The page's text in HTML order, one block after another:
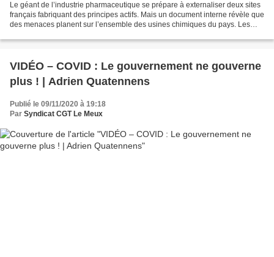
Le géant de l’industrie pharmaceutique se prépare à externaliser deux sites
français fabriquant des principes actifs. Mais un document interne révèle que
des menaces planent sur l’ensemble des usines chimiques du pays. Les
VIDÉO – COVID : Le gouvernement ne gouverne
plus ! | Adrien Quatennens
Publié le 09/11/2020 à 19:18
Par Syndicat CGT Le Meux